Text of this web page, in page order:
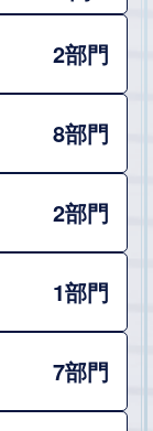
2部門
8部門
2部門
1部門
7部門